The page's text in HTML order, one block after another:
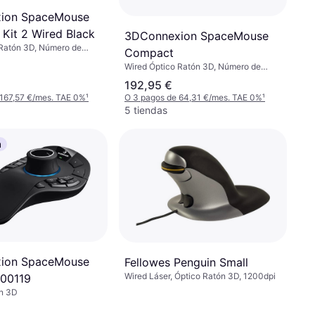
SpaceMouse
2 Wired Black
3D, Número de
€/mes. TAE 0%¹
3DConnexion SpaceMouse
Compact
Wired Óptico Ratón 3D, Número de
192,95 €
O 3 pagos de 64,31 €/mes. TAE 0%¹
5 tiendas
SpaceMouse
3D
Fellowes Penguin Small
Wired Láser, Óptico Ratón 3D, 1200dpi